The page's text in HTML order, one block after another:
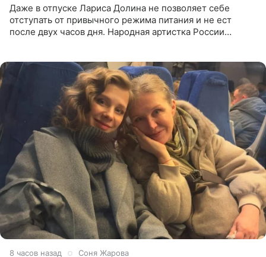
Даже в отпуске Лариса Долина не позволяет себе
отступать от привычного режима питания и не ест
после двух часов дня. Народная артистка России
8 часов назад Соня Жарова